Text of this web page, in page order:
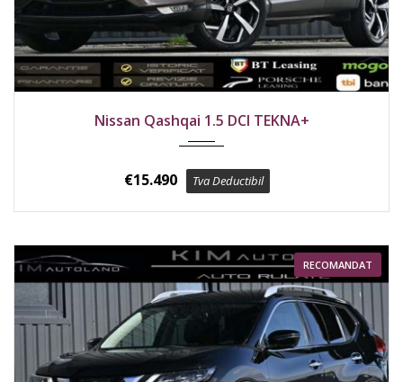
Nissan Qashqai 1.5 DCI TEKNA+
€15.490 Tva Deductibil
RECOMANDAT